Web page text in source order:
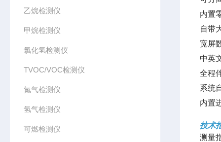
乙烷检测仪
甲烷检测仪
氯化氢检测仪
TVOC/VOC检测仪
氮气检测仪
氢气检测仪
可燃检测仪
内置
自带
宽屏
中英
全程
系统
内置
技术
测量